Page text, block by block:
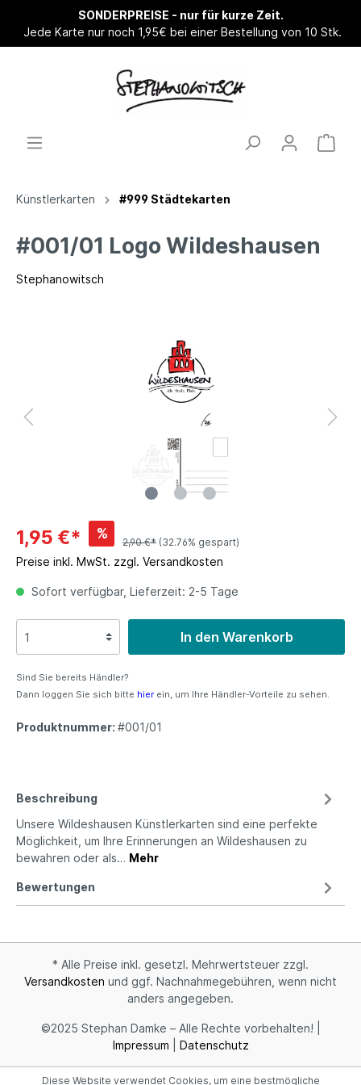
SONDERPREISE - nur für kurze Zeit.
Jede Karte nur noch 1,95€ bei einer Bestellung von 10 Stk.
Künstlerkarten #999 Städtekarten
#001/01 Logo Wildeshausen
Stephanowitsch
1,95 €* %
2,90 €* (32.76% gespart)
Preise inkl. MwSt. zzgl. Versandkosten
Sofort verfügbar, Lieferzeit: 2-5 Tage
In den Warenkorb
Sind Sie bereits Händler?
Dann loggen Sie sich bitte hier ein, um Ihre Händler-Vorteile zu sehen.
Produktnummer: #001/01
Beschreibung
Unsere Wildeshausen Künstlerkarten sind eine perfekte
Möglichkeit, um Ihre Erinnerungen an Wildeshausen zu
bewahren oder als… Mehr
Bewertungen
* Alle Preise inkl. gesetzl. Mehrwertsteuer zzgl.
Versandkosten und ggf. Nachnahmegebühren, wenn nicht
anders angegeben.
©2025 Stephan Damke – Alle Rechte vorbehalten! |
Impressum
Datenschutz
Diese Website verwendet Cookies, um eine bestmögliche